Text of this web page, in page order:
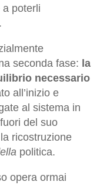
a poterli
seconda fase: la
necessario
all’inizio e
al sistema in
del suo
ricostruzione
politica.
opera ormai